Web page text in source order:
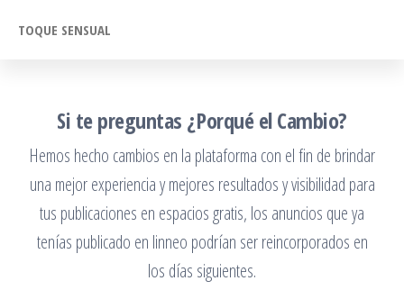
TOQUE SENSUAL
Si te preguntas ¿Porqué el Cambio?
Hemos hecho cambios en la plataforma con el fin de brindar
una mejor experiencia y mejores resultados y visibilidad para
tus publicaciones en espacios gratis, los anuncios que ya
tenías publicado en linneo podrían ser reincorporados en
los días siguientes.